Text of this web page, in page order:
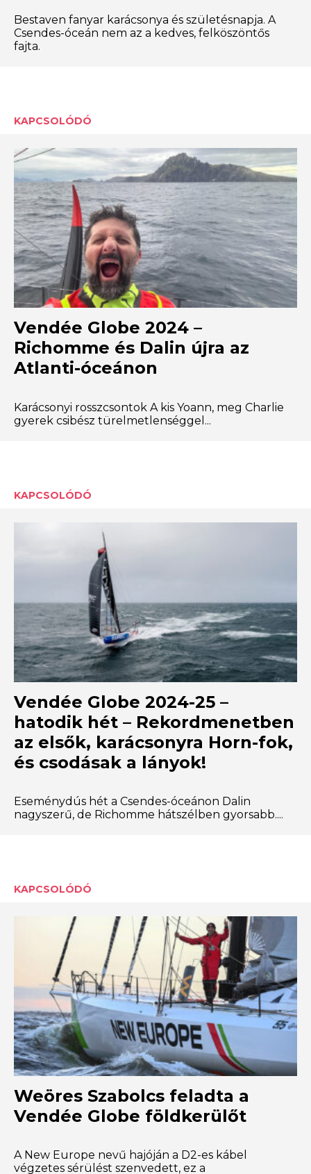
Bestaven fanyar karácsonya és születésnapja. A
Csendes-óceán nem az a kedves, felköszöntős
fajta.
KAPCSOLÓDÓ
Vendée Globe 2024 –
Richomme és Dalin újra az
Atlanti-óceánon
Karácsonyi rosszcsontok A kis Yoann, meg Charlie
gyerek csibész türelmetlenséggel...
KAPCSOLÓDÓ
Vendée Globe 2024-25 –
hatodik hét – Rekordmenetben
az elsők, karácsonyra Horn-fok,
és csodásak a lányok!
Eseménydús hét a Csendes-óceánon Dalin
nagyszerű, de Richomme hátszélben gyorsabb....
KAPCSOLÓDÓ
Weöres Szabolcs feladta a
Vendée Globe földkerülőt
A New Europe nevű hajóján a D2-es kábel
végzetes sérülést szenvedett, ez a